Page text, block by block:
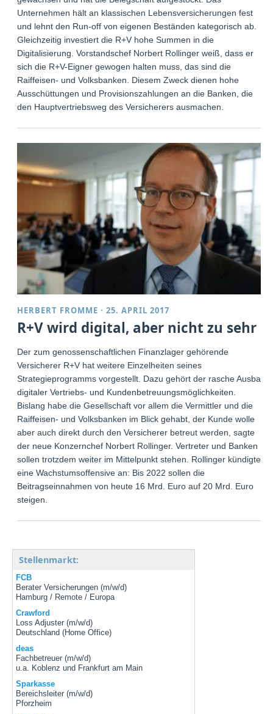
Unternehmen hält an klassischen Lebensversicherungen fest
und lehnt den Run-off von eigenen Beständen kategorisch ab.
Gleichzeitig investiert die R+V hohe Summen in die
Digitalisierung. Vorstandschef Norbert Rollinger weiß, dass er
sich die R+V-Eigner gewogen halten muss, das sind die
Raiffeisen- und Volksbanken. Diesem Zweck dienen hohe
Ausschüttungen und Provisionszahlungen an die Banken, die
den Hauptvertriebsweg des Versicherers ausmachen.
HERBERT FROMME ·25. APRIL 2017
R+V wird digital, aber nicht zu sehr
Der zum genossenschaftlichen Finanzlager gehörende
Versicherer R+V hat weitere Einzelheiten seines
Strategieprogramms vorgestellt. Dazu gehört der rasche Ausbau
digitaler Vertriebs- und Kundenbetreuungsmöglichkeiten.
Bislang habe die Gesellschaft vor allem die Vermittler und die
Raiffeisen- und Volksbanken im Blick gehabt, der Kunde wolle
aber auch direkt durch den Versicherer betreut werden, sagte
der neue Konzernchef Norbert Rollinger. Vertreter und Banken
sollen trotzdem weiter im Mittelpunkt stehen. Rollinger kündigte
eine Wachstumsoffensive an: Bis 2022 sollen die
Beitragseinnahmen von heute 16 Mrd. Euro auf 20 Mrd. Euro
steigen.
Stellenmarkt:
FCB
Berater Versicherungen (m/w/d)
Hamburg / Remote / Europa
Crawford
Loss Adjuster (m/w/d)
Deutschland (Home Office)
deas
Fachbetreuer (m/w/d)
u.a. Koblenz und Frankfurt am Main
Sparkasse
Bereichsleiter (m/w/d)
Pforzheim